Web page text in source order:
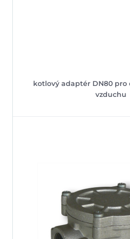
kotlový adaptér DN80 pro
vzduchu